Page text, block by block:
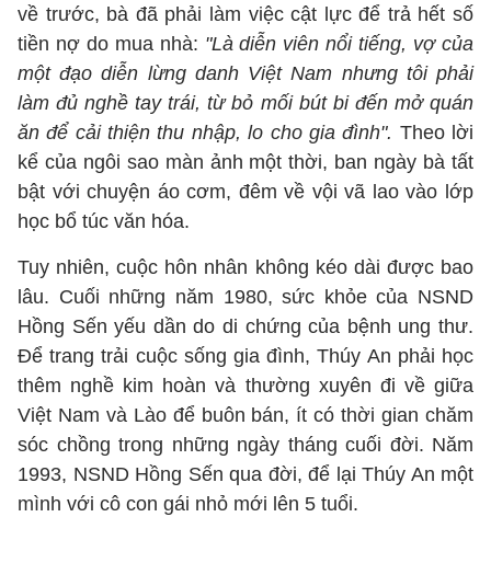
về trước, bà đã phải làm việc cật lực để trả hết số
tiền nợ do mua nhà: "Là diễn viên nổi tiếng, vợ của
một đạo diễn lừng danh Việt Nam nhưng tôi phải
làm đủ nghề tay trái, từ bỏ mối bút bi đến mở quán
ăn để cải thiện thu nhập, lo cho gia đình". Theo lời
kể của ngôi sao màn ảnh một thời, ban ngày bà tất
bật với chuyện áo cơm, đêm về vội vã lao vào lớp
học bổ túc văn hóa.
Tuy nhiên, cuộc hôn nhân không kéo dài được bao
lâu. Cuối những năm 1980, sức khỏe của NSND
Hồng Sến yếu dần do di chứng của bệnh ung thư.
Để trang trải cuộc sống gia đình, Thúy An phải học
thêm nghề kim hoàn và thường xuyên đi về giữa
Việt Nam và Lào để buôn bán, ít có thời gian chăm
sóc chồng trong những ngày tháng cuối đời. Năm
1993, NSND Hồng Sến qua đời, để lại Thúy An một
mình với cô con gái nhỏ mới lên 5 tuổi.